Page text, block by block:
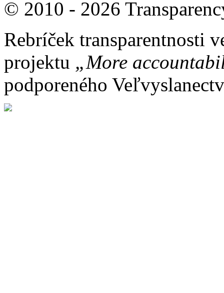
© 2010 - 2026
Rebríček transparentnosti
projektu „More
podporeného